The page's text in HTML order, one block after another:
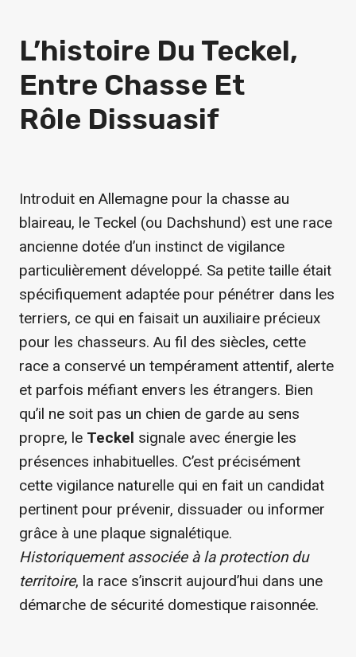
L’histoire Du Teckel,
Entre Chasse Et
Rôle Dissuasif
Introduit en Allemagne pour la chasse au
blaireau, le Teckel (ou Dachshund) est une race
ancienne dotée d’un instinct de vigilance
particulièrement développé. Sa petite taille était
spécifiquement adaptée pour pénétrer dans les
terriers, ce qui en faisait un auxiliaire précieux
pour les chasseurs. Au fil des siècles, cette
race a conservé un tempérament attentif, alerte
et parfois méfiant envers les étrangers. Bien
qu’il ne soit pas un chien de garde au sens
propre, le Teckel signale avec énergie les
présences inhabituelles. C’est précisément
cette vigilance naturelle qui en fait un candidat
pertinent pour prévenir, dissuader ou informer
grâce à une plaque signalétique.
Historiquement associée à la protection du
territoire, la race s’inscrit aujourd’hui dans une
démarche de sécurité domestique raisonnée.